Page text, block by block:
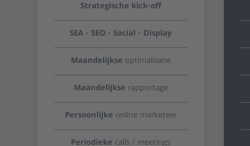
Strategische kick-off
SEA - SEO - Social - Display
Maandelijkse optimalisatie
Maandelijkse rapportage
Persoonlijke online marketeer
Periodieke calls / meetings